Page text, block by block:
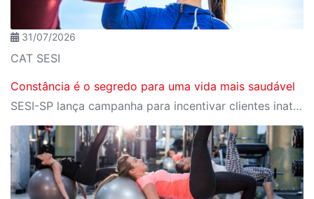
31/07/2026
CAT SESI
Constância é o segredo para uma vida mais saudável
SESI-SP lança campanha para incentivar clientes inativos a retomarem a prática de atividades físicas, esporte e lazer com benefícios exclusivos